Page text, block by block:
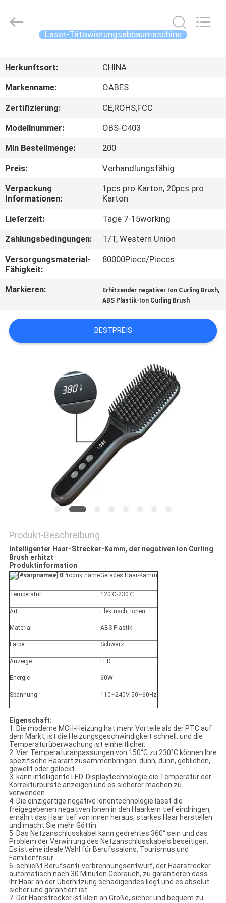
PRODUKTE
UNS
FABRIK-
AUSFLUG
QUALITÄTSKONTROLLE
TRETEN
SIE
MIT
IN
VERBINDUNG
Copyright
Rights
ECER
Laser-Tätowierungsabbaumaschine
Herkunftsort:
CHINA
Markenname:
OABES
Zertifizierung:
CE,ROHS,FCC
Modellnummer:
OBS-C403
Min Bestellmenge:
200
Preis:
Verhandlungsfähig
Verpackung
Informationen:
1pcs pro Karton, 20pcs pro
Karton
Lieferzeit:
Tage 7-15working
Zahlungsbedingungen:
T/T, Western Union
Versorgungsmaterial-
Fähigkeit:
80000Piece/Pieces
Markieren: Erhitzender negativer Ion Curling Brush,
ABS Plastik-Ion Curling Brush
BESTPREIS
Produkt-Beschreibung
Intelligenter Haar-Strecker-Kamm, der negativen Ion Curling
Brush erhitzt
Produktinformation
ProduktnameGerades Haar-Kamm
Temperatur 120℃-230℃
Art Elektrisch, Ionen
Material ABS Plastik
Farbe Schwarz
Anzeige LED
Energie 60W
Spannung 110~240V 50~60Hz
Eigenschaft:
1. Die moderne MCH-Heizung hat mehr Vorteile als der PTC auf
dem Markt, ist die Heizungsgeschwindigkeit schnell, und die
Temperaturüberwachung ist einheitlicher.
2. Vier Temperaturanpassungen von 150°C zu 230°C können Ihre
spezifische Haarart zusammenbringen: dünn, dünn, geblichen,
gewellt oder gelockt.
3. kann intelligente LED-Displaytechnologie die Temperatur der
Korrekturbürste anzeigen und es sicherer machen zu
verwenden.
4. Die einzigartige negative Ionentechnologie lässt die
freigegebenen negativen Ionen in den Haarkern tief eindringen,
ernährt das Haar tief von innen heraus, starkes Haar herstellen
und macht Sie mehr Göttin.
5. Das Netzanschlusskabel kann gedrehtes 360° sein und das
Problem der Verwirrung des Netzanschlusskabels beseitigen.
Es ist eine ideale Wahl für Berufssalons, Tourismus und
Familienfrisur.
6. schließt Berufsanti-verbrennungsentwurf, der Haarstrecker
automatisch nach 30 Minuten Gebrauch, zu garantieren dass
Ihr Haar an der Überhitzung schädigendes liegt und es absolut
sicher und garantiert ist.
7. Der Haarstrecker ist klein an Größe, sicher und bequem zu